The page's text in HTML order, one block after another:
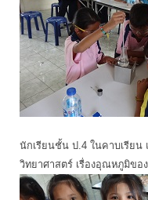
นักเรียนชั้น ป.4 ในคาบเรียน
วิทยาศาสตร์ เรื่องอุณหภูมิขอ